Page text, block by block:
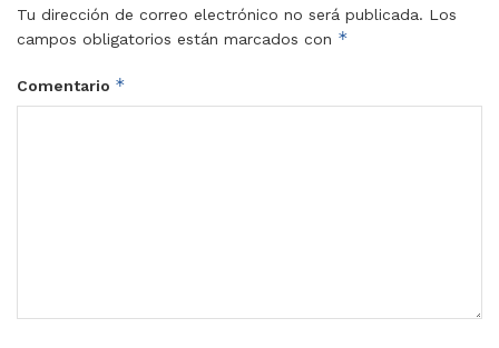
Tu dirección de correo electrónico no será publicada. Los
campos obligatorios están marcados con *
Comentario *